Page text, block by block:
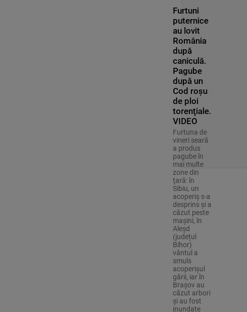
Furtuni
puternice
au lovit
România
după
caniculă.
Pagube
după un
Cod roşu
de ploi
torenţiale.
VIDEO
Furtuna de
vineri seară
a produs
pagube în
mai multe
zone din
ţară: în
Sibiu, un
acoperiş s-a
desprins și a
căzut peste
maşini, în
Aleşd
(județul
Bihor)
vântul a
smuls
acoperişul
gării, iar în
Braşov au
căzut arbori
şi au fost
inundate